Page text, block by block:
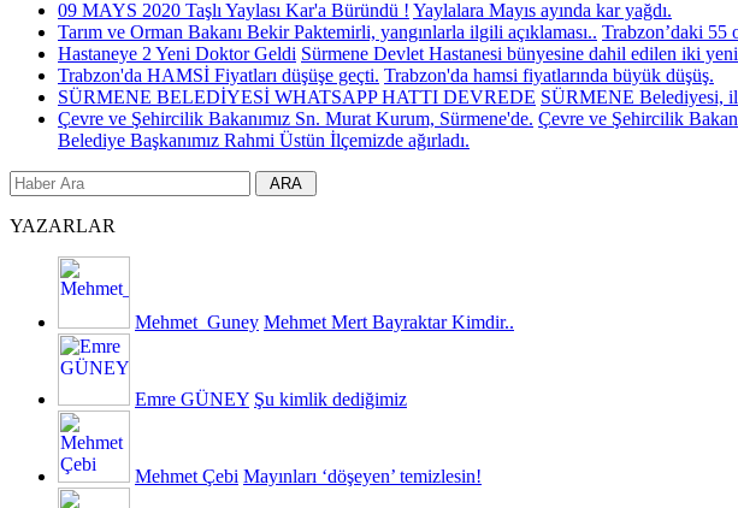
09 MAYS 2020 Taşlı Yaylası Kar'a Büründü ! Yaylalara Mayıs ayında kar yağdı.
Tarım ve Orman Bakanı Bekir Paktemirli, yangınlarla ilgili açıklaması.. Trabzon’daki 55
Hastaneye 2 Yeni Doktor Geldi Sürmene Devlet Hastanesi bünyesine dahil edilen iki
Trabzon'da HAMSİ Fiyatları düşüşe geçti. Trabzon'da hamsi fiyatlarında büyük düşüş.
SÜRMENE BELEDİYESİ WHATSAPP HATTI DEVREDE SÜRMENE Belediyesi,
Çevre ve Şehircilik Bakanımız Sn. Murat Kurum, Sürmene'de. Çevre ve Şehircilik
Belediye Başkanımız Rahmi Üstün İlçemizde ağırladı.
YAZARLAR
Mehmet_Guney Mehmet Mert Bayraktar Kimdir..
Emre GÜNEY Şu kimlik dediğimiz
Mehmet Çebi Mayınları ‘döşeyen’ temizlesin!